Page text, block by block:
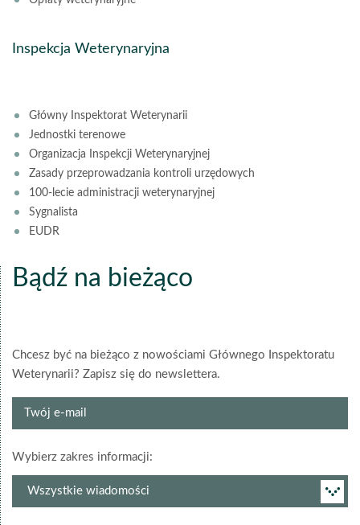
Inspekcja Weterynaryjna
Główny Inspektorat Weterynarii
Jednostki terenowe
Organizacja Inspekcji Weterynaryjnej
Zasady przeprowadzania kontroli urzędowych
100-lecie administracji weterynaryjnej
Sygnalista
EUDR
Bądź na bieżąco
Chcesz być na bieżąco z nowościami Głównego Inspektoratu
Weterynarii? Zapisz się do newslettera.
Twój
Wybierz zakres informacji:
newslettera